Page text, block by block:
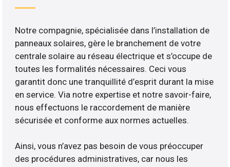
Notre compagnie, spécialisée dans l’installation de
panneaux solaires, gère le branchement de votre
centrale solaire au réseau électrique et s’occupe de
toutes les formalités nécessaires. Ceci vous
garantit donc une tranquillité d’esprit durant la mise
en service. Via notre expertise et notre savoir-faire,
nous effectuons le raccordement de manière
sécurisée et conforme aux normes actuelles.
Ainsi, vous n’avez pas besoin de vous préoccuper
des procédures administratives, car nous les